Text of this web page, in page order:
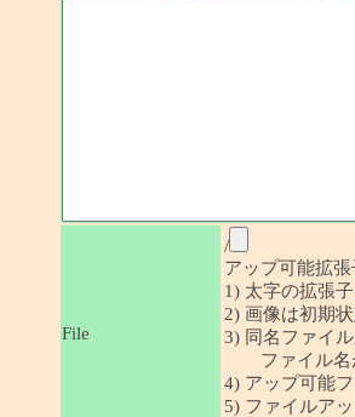
File
/
アップ可能拡張
1) 太字の拡張
2) 画像は初期
3) 同名ファイ
ファイル名
4) アップ可能
5) ファイルア